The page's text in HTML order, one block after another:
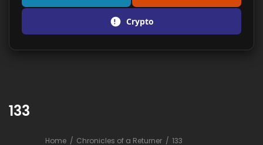
Crypto
133
Home Chronicles of a Returner 133